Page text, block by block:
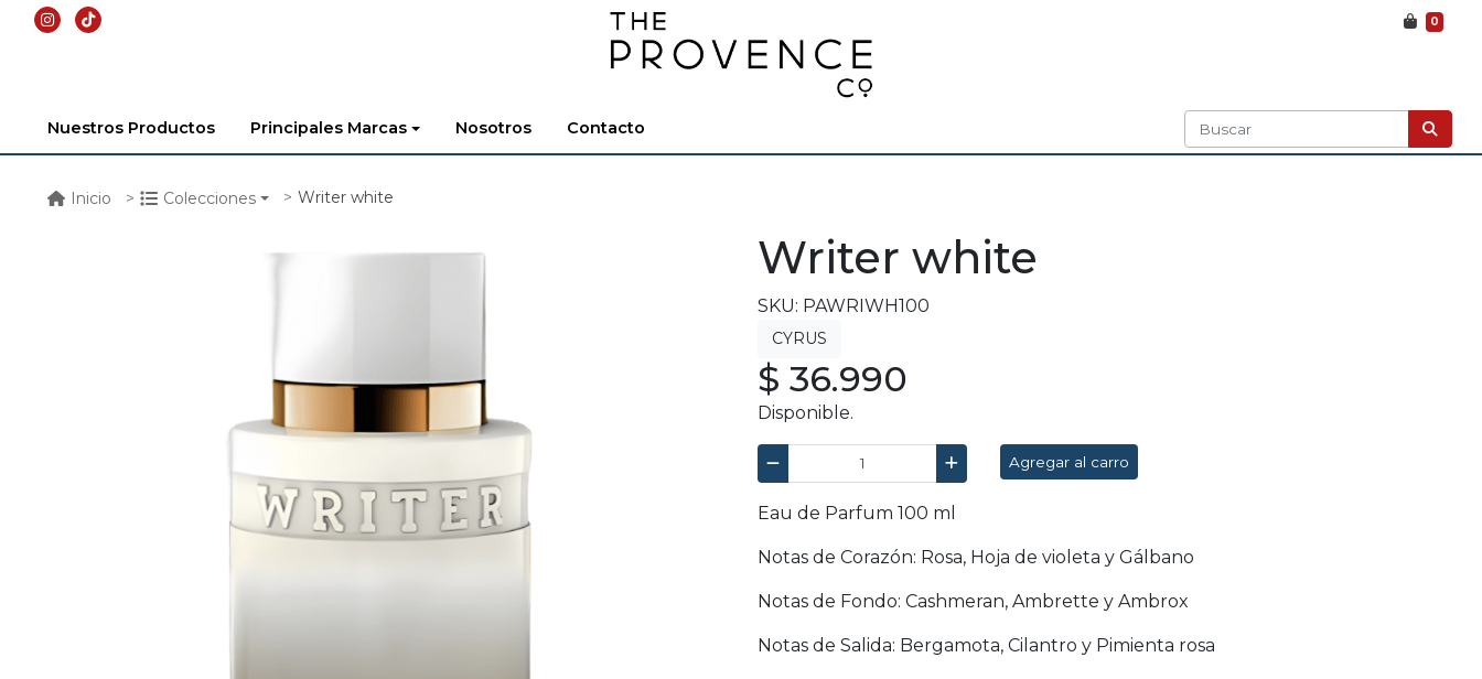
0
Nuestros Productos Principales Marcas Nosotros Contacto
Inicio Colecciones Writer white
Writer white
SKU: PAWRIWH100
$ 36.990
Disponible.
Agregar al carro
Eau de Parfum 100 ml
Notas de Corazón: Rosa, Hoja de violeta y Gálbano
Notas de Fondo: Cashmeran, Ambrette y Ambrox
Notas de Salida: Bergamota, Cilantro y Pimienta rosa